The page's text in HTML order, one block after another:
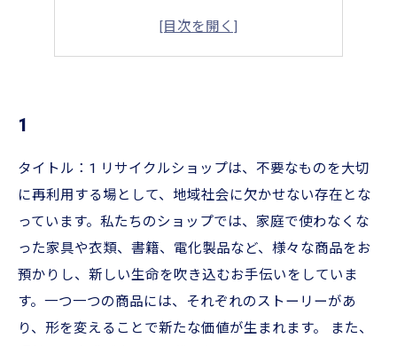
1
タイトル：1 リサイクルショップは、不要なものを大切
に再利用する場として、地域社会に欠かせない存在とな
っています。私たちのショップでは、家庭で使わなくな
った家具や衣類、書籍、電化製品など、様々な商品をお
預かりし、新しい生命を吹き込むお手伝いをしていま
す。一つ一つの商品には、それぞれのストーリーがあ
り、形を変えることで新たな価値が生まれます。 また、